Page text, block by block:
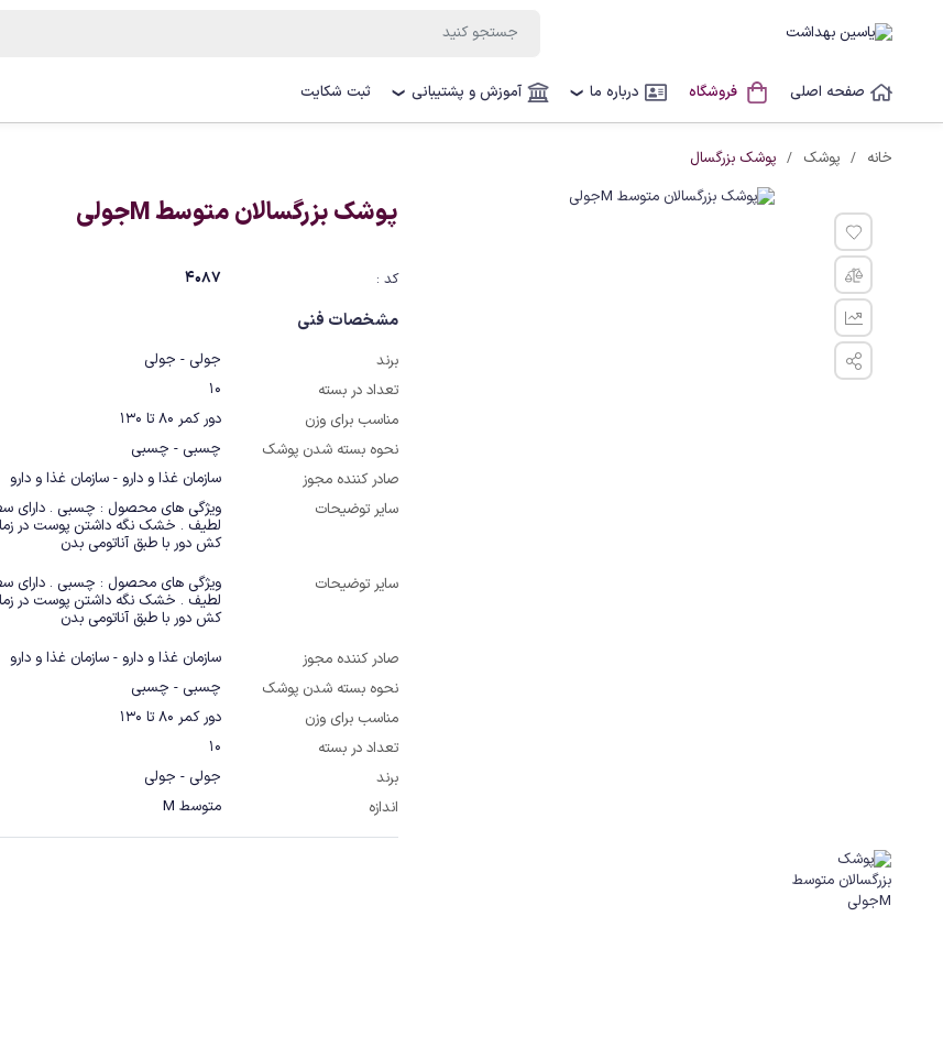
صفحه اصلی فروشگاه درباره ما ❯ آموزش و پشتیبانی ❯ ثبت شکایت
خانه پوشک پوشک بزرگسال
پوشک بزرگسالان متوسط Mجولی
کد : 4087
مشخصات فنی
برند
جولی - جولی
تعداد در بسته
10
مناسب برای وزن
دور کمر 80 تا 130
نحوه بسته شدن پوشک
چسبی - چسبی
صادر کننده مجوز
سازمان غذا و دارو - سازمان غذا و دارو
سایر توضیحات
کش دور با طبق آناتومی بدن
سایر توضیحات
کش دور با طبق آناتومی بدن
صادر کننده مجوز
سازمان غذا و دارو - سازمان غذا و دارو
نحوه بسته شدن پوشک
چسبی - چسبی
مناسب برای وزن
دور کمر 80 تا 130
تعداد در بسته
10
برند
جولی - جولی
اندازه
متوسط M